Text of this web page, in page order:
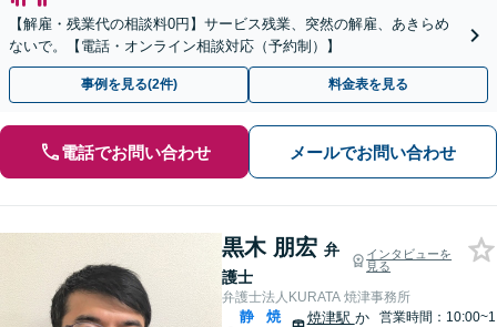
【解雇・残業代の相談料0円】サービス残業、突然の解雇、あきらめ
ないで。【電話・オンライン相談対応（予約制）】
事例を見る(2件) 料金表を見る
電話でお問い合わせ メールでお問い合わせ
黒木 朋宏 弁
護士
インタビューを
見る
弁護士法人KURATA 焼津事務所
静
焼
焼津駅 か
営業時間：10:00~1